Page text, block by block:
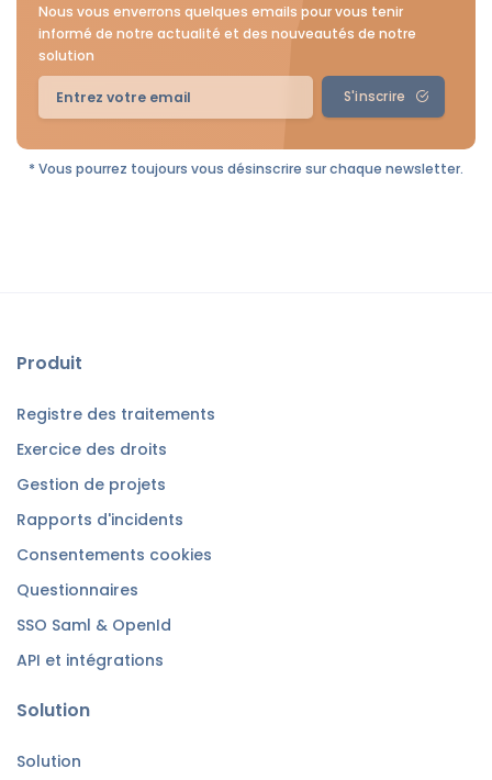
Nous vous enverrons quelques emails pour vous tenir
informé de notre actualité et des nouveautés de notre
solution
S'inscrire
* Vous pourrez toujours vous désinscrire sur chaque newsletter.
Produit
Registre des traitements
Exercice des droits
Gestion de projets
Rapports d'incidents
Consentements cookies
Questionnaires
SSO Saml & OpenId
API et intégrations
Solution
Solution